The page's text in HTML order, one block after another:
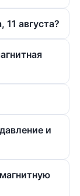
11 августа?
и